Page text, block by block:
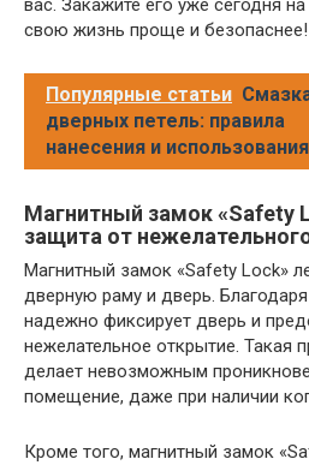
вас. Закажите его уже сегодня
свою жизнь проще и безопаснее!
Популярные статьи
дверных петель: правила
нанесения и использования
Магнитный замок «Safety
защита от
Магнитный замок «Safety Lock»
дверную раму и дверь.
надежно фиксирует дверь и
нежелательное открытие. Такая
делает невозможным
помещение, даже при наличии
Кроме того, магнитный замок